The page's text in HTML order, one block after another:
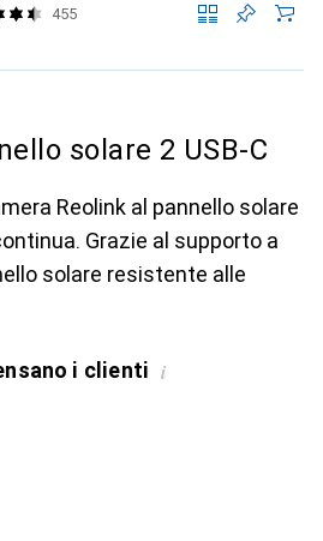
455
solare 2 USB-C
Reolink al pannello solare
Grazie al supporto a
solare resistente alle
i clienti i